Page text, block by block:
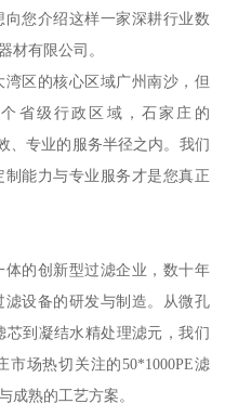
您介绍这样一家深耕行业数
有限公司。
区的核心区域广州南沙，但
省级行政区域，石家庄的
、专业的服务半径之内。我们
能力与专业服务才是您真正
的创新型过滤企业，数十年
设备的研发与制造。从微孔
芯到凝结水精处理滤元，我们
场热切关注的50*1000PE滤
成熟的工艺方案。